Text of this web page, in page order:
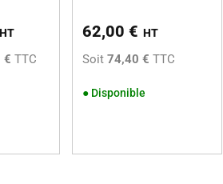
HT
€ TTC
62,00 € HT
Soit 74,40 € TTC
● Disponible